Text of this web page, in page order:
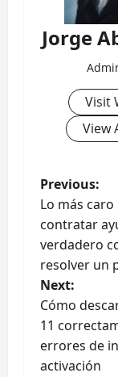
Jorge
Visit
View
P
o
s
t
n
a
Previous:
Lo más
contratar
verdadero
resolver un
Next:
Cómo
11
errores de
activación